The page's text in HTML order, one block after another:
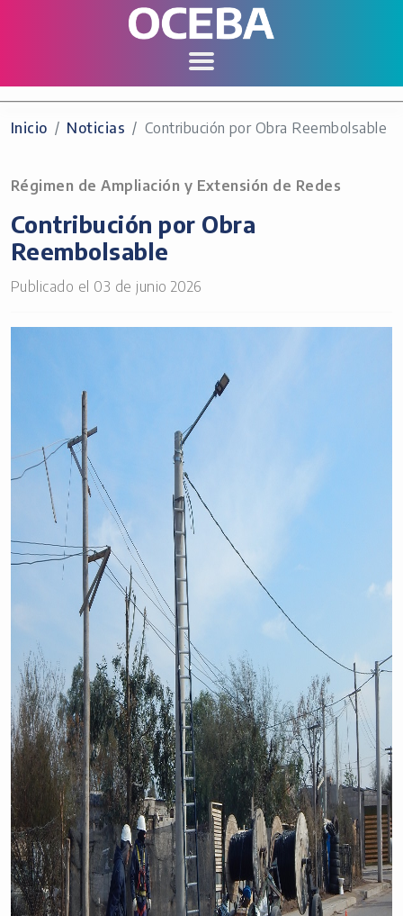
Inicio Noticias Contribución por Obra Reembolsable
Régimen de Ampliación y Extensión de Redes
Contribución por Obra
Reembolsable
Publicado el 03 de junio 2026